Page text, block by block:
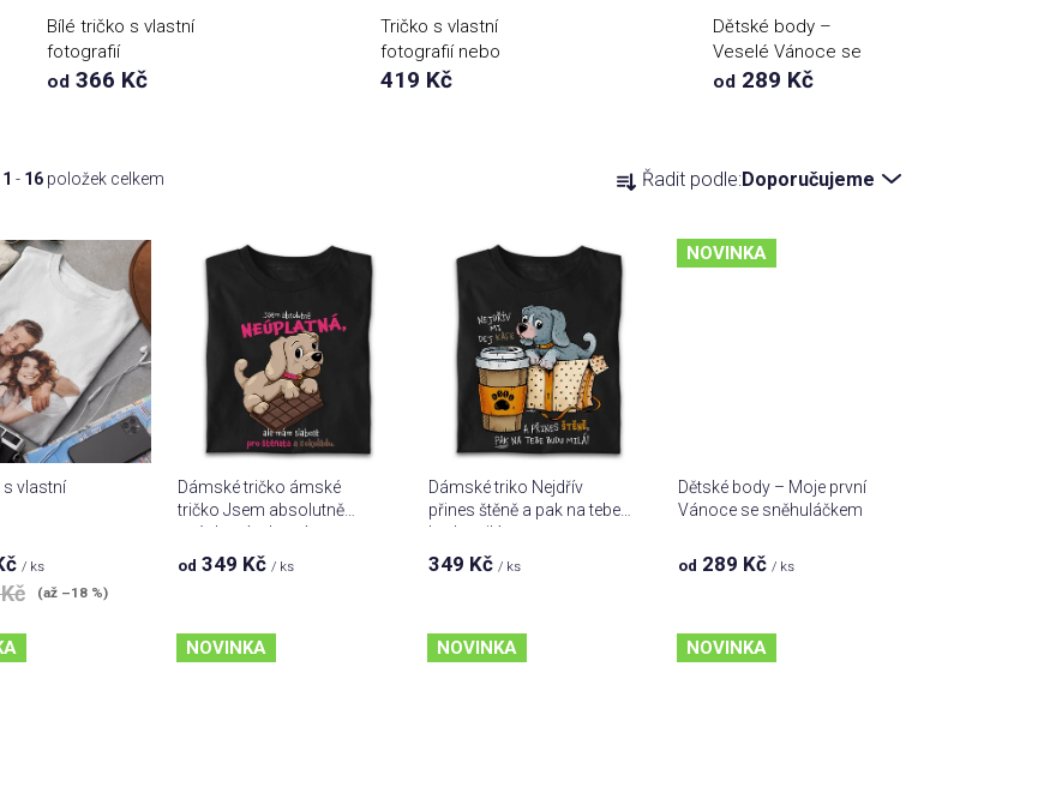
Bílé tričko s vlastní
fotografií
od 366 Kč
Tričko s vlastní
fotografií nebo
textem
419 Kč
Dětské body –
Veselé Vánoce se
sobíkem
od 289 Kč
1 - 16 položek celkem
a
e
n
í
p
r
o
k
Řadit podle:Doporučujeme
s vlastní
/ ks
(až –18 %)
Dámské tričko ámské
tričko Jsem absolutně
neúplatná, ale mám
slabost pro štěňata a
od 349 Kč / ks
Dámské triko Nejdřív
přines štěně a pak na tebe
budu milá
349 Kč / ks
NOVINKA
Dětské body – Moje první
Vánoce se sněhuláčkem
od 289 Kč / ks
NOVINKA NOVINKA NOVINKA